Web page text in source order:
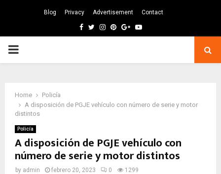
Blog Privacy Advertisement Contact
Facebook
TwitterInstagram
Pinterest
GoogleYoutube
PRIMARY
Home
Policía
A disposición de PGJE vehículo con número de serie y motor
distintos
Policía
A disposición de PGJE vehículo con
número de serie y motor distintos
by admin febrero 20, 2023 0 1299